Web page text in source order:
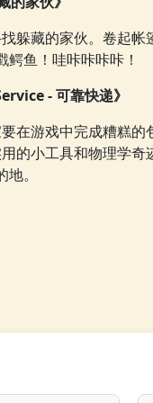
躲藏的家伙。卷起帐
鱼！哇咔咔咔咔！
- 可靠快递》
在游戏中完成糟糕的
的小工具和物理学奇
。